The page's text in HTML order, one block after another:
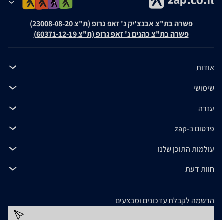
פשרה בת"צ אבנצ'יק נ' זאפ גרופ (ת"צ 23008-08-20)
פשרה בת"צ כהנים נ' זאפ גרופ (ת"צ 60371-12-19)
אודות
שימושי
עזרה
פרסום ב-zap
עולמות התוכן שלנו
חוות דעת
הרשמה לקבלת עדכונים ומבצעים